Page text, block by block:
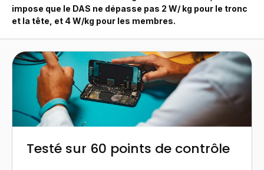
impose que le DAS ne dépasse pas 2 W/ kg pour le tronc
et la tête, et 4 W/kg pour les membres.
Testé sur 60 points de contrôle